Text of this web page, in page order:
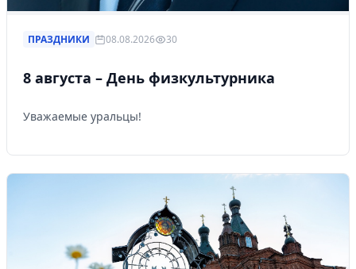
ПРАЗДНИКИ 08.08.2026 30
8 августа – День физкультурника
Уважаемые уральцы!